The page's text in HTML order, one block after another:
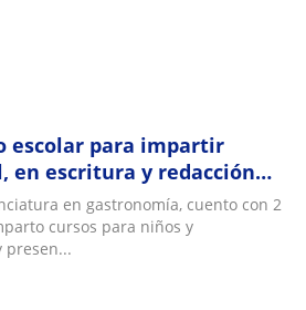
escolar para impartir
en escritura y redacción
en gastronomía, cuento con 2
cursos para niños y
presen...